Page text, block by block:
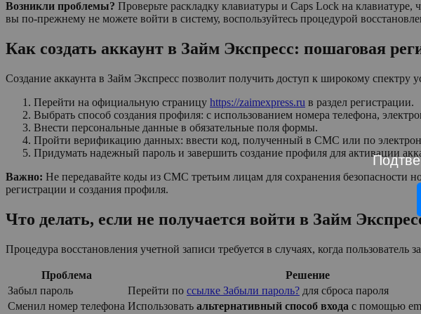
Возникли проблемы? Проверьте раскладку клавиатуры и Caps Lock на
вы по-прежнему не можете войти в систему, воспользуйтесь процедурой
Как создать аккаунт в Займ Экспресс: пошаговая
Создание аккаунта в Займ Экспресс позволит получить доступ к широкому
Перейти на официальную страницу https://zaimexpress.ru в раздел регистрации.
Выбрать способ создания профиля: с использованием номера телефона,
Внести персональные данные в обязательные поля формы.
Пройти верификацию данных: ввести код, полученный в СМС или по
Придумать надежный пароль и завершить создание профиля для активации
Важно: Не передавайте коды из СМС третьим лицам для сохранения безопасности
регистрации и создания профиля.
Что делать, если не получается войти в Займ
Процедура восстановления учетной записи требуется в случаях, когда
Проблема
Решение
Забыл пароль
Перейти по ссылке Забыли пароль? для сброса пароля
Сменил номер телефона Использовать альтернативный способ входа с помощью